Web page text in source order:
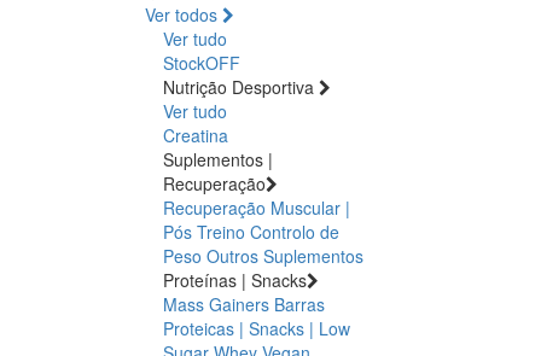
Ver todos
Ver tudo
StockOFF
Nutrição Desportiva
Ver tudo
Creatina
Suplementos |
Recuperação
Recuperação Muscular |
Pós Treino Controlo de
Peso Outros Suplementos
Proteínas | Snacks
Mass Gainers Barras
Proteicas | Snacks | Low